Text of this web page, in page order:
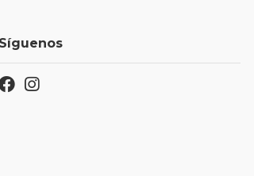
Síguenos